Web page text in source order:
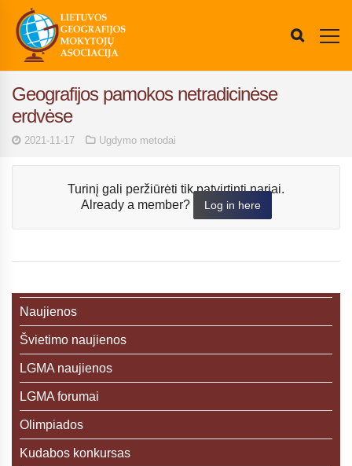
Geografijos pamokos netradicinėse
erdvėse
2021-11-17 Ugdymo metodai
Turinį gali peržiūrėti tik patvirtinti nariai.
Already a member?
Log in here
Naujienos
Švietimo naujienos
LGMA naujienos
LGMA forumai
Olimpiados
Kudabos konkursas